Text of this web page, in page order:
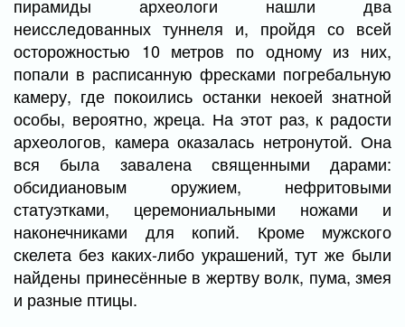
пирамиды археологи нашли два
неисследованных туннеля и, пройдя со всей
осторожностью 10 метров по одному из них,
попали в расписанную фресками погребальную
камеру, где покоились останки некоей знатной
особы, вероятно, жреца. На этот раз, к радости
археологов, камера оказалась нетронутой. Она
вся была завалена священными дарами:
обсидиановым оружием, нефритовыми
статуэтками, церемониальными ножами и
наконечниками для копий. Кроме мужского
скелета без каких-либо украшений, тут же были
найдены принесённые в жертву волк, пума, змея
и разные птицы.